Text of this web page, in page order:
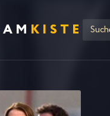
KISTE